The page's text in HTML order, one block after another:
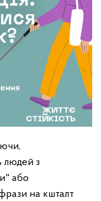
людей з
або
на кшталт